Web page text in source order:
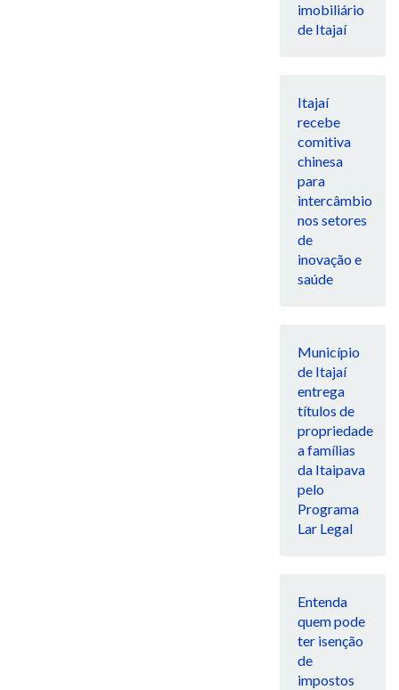
imobiliário
de Itajaí
Itajaí
recebe
comitiva
chinesa
para
intercâmbio
nos setores
de
inovação e
saúde
Município
de Itajaí
entrega
títulos de
propriedade
a famílias
da Itaipava
pelo
Programa
Lar Legal
Entenda
quem pode
ter isenção
de
impostos